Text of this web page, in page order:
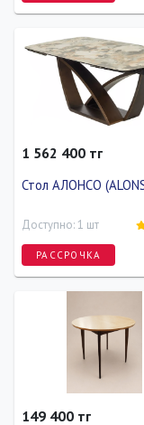
Ширина
120 см
Высота
80 см
1 562 400 тг
Стол АЛОНСО
Доступно: 1 шт
РАССРОЧКА
76 см
149 400 тг